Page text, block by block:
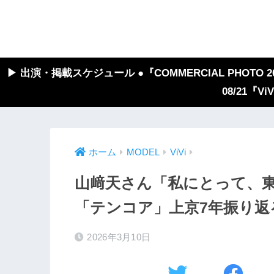
▶︎ 出演・掲載スケジュール ●『COMMERCIAL PHOTO
08/21『
ホーム MODEL ViVi
山﨑天さん「私にとって
「テンコア」上京7年振り返
2026年3月10日